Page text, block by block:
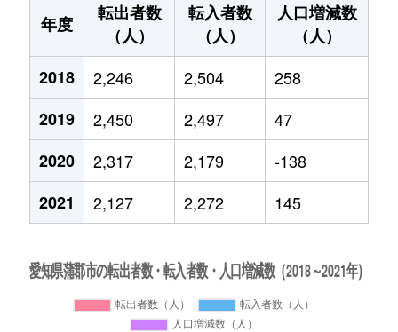
年度
転出者数
（人）
転入者数
（人）
人口増減数
（人）
2018
2,246 2,504
258
2019
2,450 2,497
47
2020
2,317 2,179
-138
2021
2,127 2,272 145